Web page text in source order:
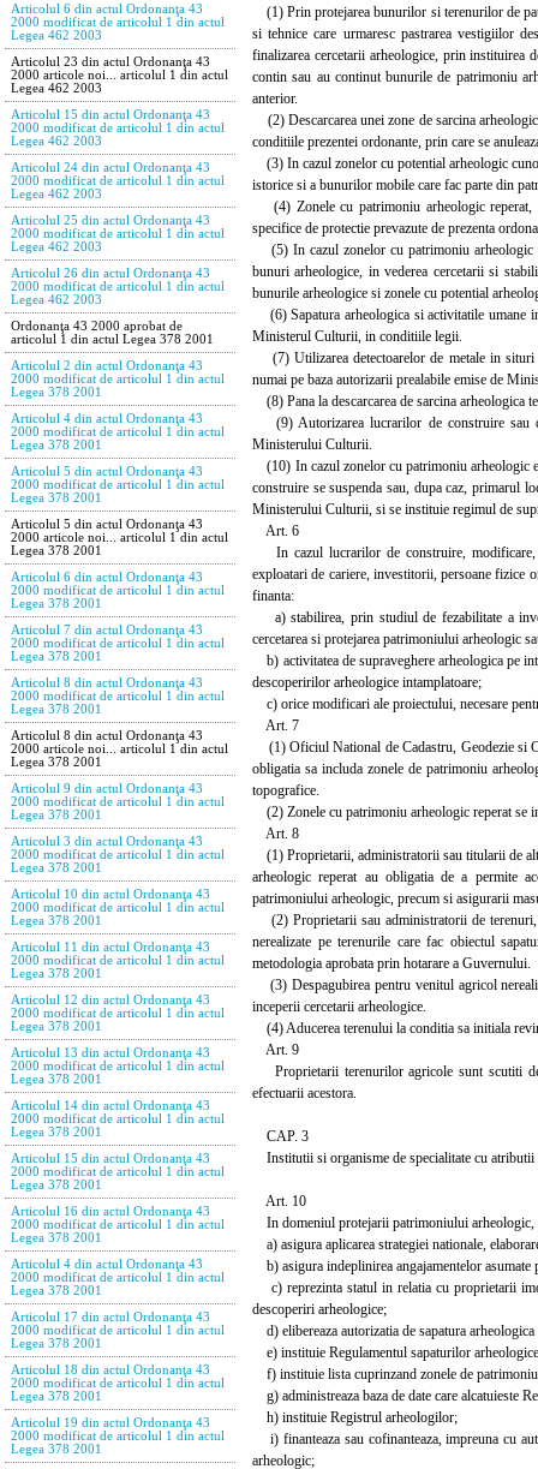
Articolul 6 din actul Ordonanţa 43
2000 modificat de articolul 1 din actul
Legea 462 2003
Articolul 23 din actul Ordonanţa 43
2000 articole noi... articolul 1 din actul
Legea 462 2003
Articolul 15 din actul Ordonanţa 43
2000 modificat de articolul 1 din actul
Legea 462 2003
Articolul 24 din actul Ordonanţa 43
2000 modificat de articolul 1 din actul
Legea 462 2003
Articolul 25 din actul Ordonanţa 43
2000 modificat de articolul 1 din actul
Legea 462 2003
Articolul 26 din actul Ordonanţa 43
2000 modificat de articolul 1 din actul
Legea 462 2003
Ordonanţa 43 2000 aprobat de
articolul 1 din actul Legea 378 2001
Articolul 2 din actul Ordonanţa 43
2000 modificat de articolul 1 din actul
Legea 378 2001
Articolul 4 din actul Ordonanţa 43
2000 modificat de articolul 1 din actul
Legea 378 2001
Articolul 5 din actul Ordonanţa 43
2000 modificat de articolul 1 din actul
Legea 378 2001
Articolul 5 din actul Ordonanţa 43
2000 articole noi... articolul 1 din actul
Legea 378 2001
Articolul 6 din actul Ordonanţa 43
2000 modificat de articolul 1 din actul
Legea 378 2001
Articolul 7 din actul Ordonanţa 43
2000 modificat de articolul 1 din actul
Legea 378 2001
Articolul 8 din actul Ordonanţa 43
2000 modificat de articolul 1 din actul
Legea 378 2001
Articolul 8 din actul Ordonanţa 43
2000 articole noi... articolul 1 din actul
Legea 378 2001
Articolul 9 din actul Ordonanţa 43
2000 modificat de articolul 1 din actul
Legea 378 2001
Articolul 3 din actul Ordonanţa 43
2000 modificat de articolul 1 din actul
Legea 378 2001
Articolul 10 din actul Ordonanţa 43
2000 modificat de articolul 1 din actul
Legea 378 2001
Articolul 11 din actul Ordonanţa 43
2000 modificat de articolul 1 din actul
Legea 378 2001
Articolul 12 din actul Ordonanţa 43
2000 modificat de articolul 1 din actul
Legea 378 2001
Articolul 13 din actul Ordonanţa 43
2000 modificat de articolul 1 din actul
Legea 378 2001
Articolul 14 din actul Ordonanţa 43
2000 modificat de articolul 1 din actul
Legea 378 2001
Articolul 15 din actul Ordonanţa 43
2000 modificat de articolul 1 din actul
Legea 378 2001
Articolul 16 din actul Ordonanţa 43
2000 modificat de articolul 1 din actul
Legea 378 2001
Articolul 4 din actul Ordonanţa 43
2000 modificat de articolul 1 din actul
Legea 378 2001
Articolul 17 din actul Ordonanţa 43
2000 modificat de articolul 1 din actul
Legea 378 2001
Articolul 18 din actul Ordonanţa 43
2000 modificat de articolul 1 din actul
Legea 378 2001
Articolul 19 din actul Ordonanţa 43
2000 modificat de articolul 1 din actul
Legea 378 2001
(1) Prin protejarea bunurilor si terenurilor de
si tehnice care urmaresc pastrarea vestigiilor
finalizarea cercetarii arheologice, prin instituirea
contin sau au continut bunurile de patrimoniu
anterior.
(2) Descarcarea unei zone de sarcina
conditiile prezentei ordonante, prin care se
(3) In cazul zonelor cu potential arheologic
istorice si a bunurilor mobile care fac parte din
(4) Zonele cu patrimoniu arheologic reperat,
specifice de protectie prevazute de prezenta
(5) In cazul zonelor cu patrimoniu arheologic
bunuri arheologice, in vederea cercetarii si
bunurile arheologice si zonele cu potential
(6) Sapatura arheologica si activitatile umane
Ministerul Culturii, in conditiile legii.
(7) Utilizarea detectoarelor de metale in situri
numai pe baza autorizarii prealabile emise de
(8) Pana la descarcarea de sarcina arheologica
(9) Autorizarea lucrarilor de construire sau
Ministerului Culturii.
(10) In cazul zonelor cu patrimoniu arheologic
construire se suspenda sau, dupa caz, primarul
Ministerului Culturii, si se instituie regimul de
Art. 6
In cazul lucrarilor de construire, modificare,
exploatari de cariere, investitorii, persoane fizice
finanta:
a) stabilirea, prin studiul de fezabilitate a
cercetarea si protejarea patrimoniului arheologic
b) activitatea de supraveghere arheologica pe
descoperirilor arheologice intamplatoare;
c) orice modificari ale proiectului, necesare
Art. 7
(1) Oficiul National de Cadastru, Geodezie si
obligatia sa includa zonele de patrimoniu
topografice.
(2) Zonele cu patrimoniu arheologic reperat se
Art. 8
(1) Proprietarii, administratorii sau titularii de
arheologic reperat au obligatia de a permite
patrimoniului arheologic, precum si asigurarii
(2) Proprietarii sau administratorii de terenuri,
nerealizate pe terenurile care fac obiectul
metodologia aprobata prin hotarare a Guvernului.
(3) Despagubirea pentru venitul agricol
inceperii cercetarii arheologice.
(4) Aducerea terenului la conditia sa initiala
Art. 9
Proprietarii terenurilor agricole sunt scutiti de
efectuarii acestora.
CAP. 3
Institutii si organisme de specialitate cu
Art. 10
In domeniul protejarii patrimoniului arheologic,
a) asigura aplicarea strategiei nationale,
b) asigura indeplinirea angajamentelor
c) reprezinta statul in relatia cu proprietarii
descoperiri arheologice;
d) elibereaza autorizatia de sapatura
e) instituie Regulamentul sapaturilor
f) instituie lista cuprinzand zonele de
g) administreaza baza de date care alcatuieste
h) instituie Registrul arheologilor;
i) finanteaza sau cofinanteaza, impreuna cu
arheologic;